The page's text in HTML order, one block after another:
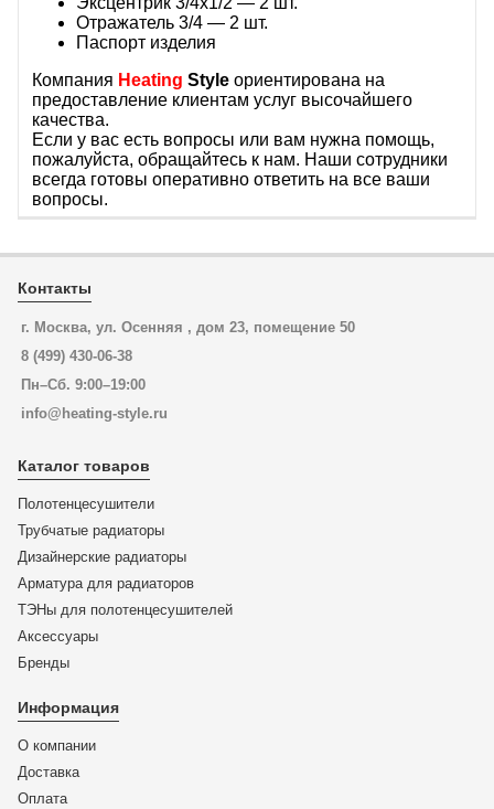
Отражатель 3/4 — 2 шт.
Паспорт изделия
Компания Heating Style ориентирована на
предоставление клиентам услуг высочайшего
качества.
Если у вас есть вопросы или вам нужна помощь,
пожалуйста, обращайтесь к нам. Наши сотрудники
всегда готовы оперативно ответить на все ваши
вопросы.
Контакты
г. Москва, ул. Осенняя , дом 23, помещение 50
8 (499) 430-06-38
Пн–Сб. 9:00–19:00
info@heating-style.ru
Каталог товаров
Полотенцесушители
Трубчатые радиаторы
Дизайнерские радиаторы
Арматура для радиаторов
ТЭНы для полотенцесушителей
Аксессуары
Бренды
Информация
О компании
Доставка
Оплата